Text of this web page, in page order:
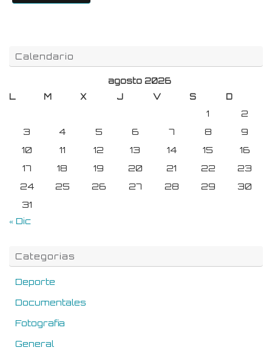
Calendario
agosto 2026
L
M X J V S D
1
2
3
4 5 6 7 8
9
10
11 12 13 14 15
16
17
18 19 20 21 22
23
24
25 26 27 28 29
30
31
« Dic
Categorias
Deporte
Documentales
Fotografia
General